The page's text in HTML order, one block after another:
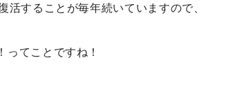
することが毎年続いていますので、
てことですね！